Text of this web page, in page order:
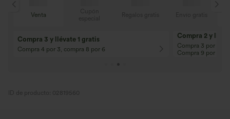
Venta
Compra 3 y llévate 1 gratis
Compra 4 por 3, compra 8 por 6
Compra 2 y
Compra 3 por 2,
Compra 9 por 6
ID de producto: 02819560